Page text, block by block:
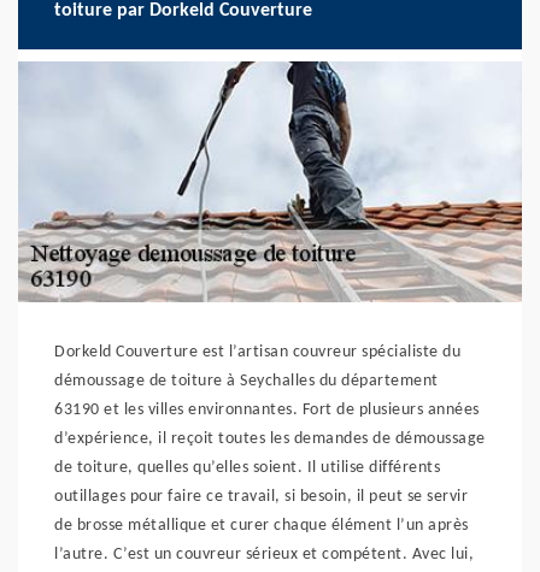
toiture par Dorkeld Couverture
Dorkeld Couverture est l’artisan couvreur spécialiste du
démoussage de toiture à Seychalles du département
63190 et les villes environnantes. Fort de plusieurs années
d’expérience, il reçoit toutes les demandes de démoussage
de toiture, quelles qu’elles soient. Il utilise différents
outillages pour faire ce travail, si besoin, il peut se servir
de brosse métallique et curer chaque élément l’un après
l’autre. C’est un couvreur sérieux et compétent. Avec lui,